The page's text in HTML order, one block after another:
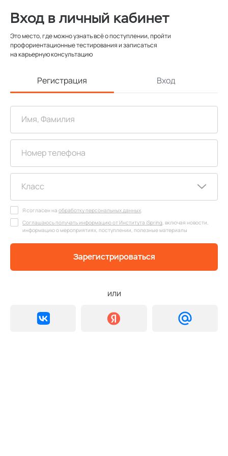
Вход в личный кабинет
Это место, где можно узнать всё о поступлении, пройти
профориентационные тестирования и записаться
на карьерную консультацию
Регистрация Вход
Я согласен на обработку персональных данных.
Соглашаюсь получать информацию от Института iSpring, включая новости,
информацию о мероприятиях, поступлении, полезные материалы
Зарегистрироваться
или